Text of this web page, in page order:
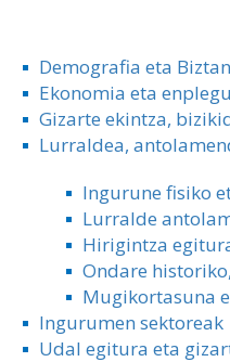
Demografia eta
Ekonomia eta
Gizarte ekintza,
Lurraldea,
Ingurune fisiko
Lurralde
Hirigintza
Ondare
Mugikortasuna
Ingurumen sektoreak
Udal egitura eta